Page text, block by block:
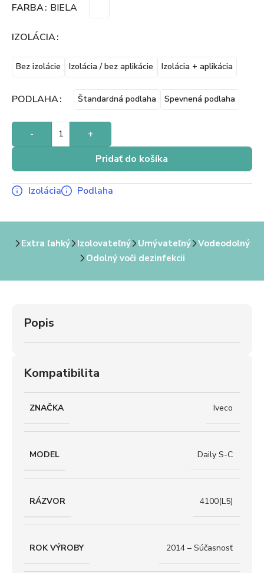
FARBA BIELA
IZOLÁCIA
Bez izolácie Izolácia / bez aplikácie Izolácia + aplikácia
PODLAHA Štandardná podlaha Spevnená podlaha
- +
Pridať do košíka
Izolácia Podlaha
Extra ľahký Izolovateľný Umývateľný
Vodeodolný
Odolný voči dezinfekcii
Popis
Kompatibilita
ZNAČKA Iveco
MODEL Daily S-C
RÁZVOR 4100(L5)
ROK VÝROBY 2014 – Súčasnosť